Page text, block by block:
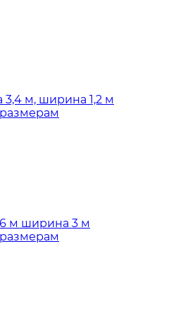
3,4 м, ширина 1,2 м
м ширина 3 м